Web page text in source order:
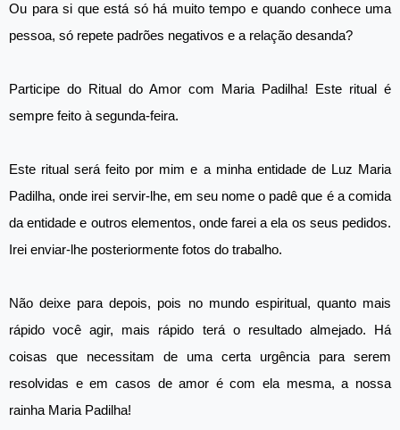
Ou para si que está só há muito tempo e quando conhece uma
pessoa, só repete padrões negativos e a relação desanda?
Participe do Ritual do Amor com Maria Padilha! Este ritual é
sempre feito à segunda-feira.
Este ritual será feito por mim e a minha entidade de Luz Maria
Padilha, onde irei servir-lhe, em seu nome o padê que é a comida
da entidade e outros elementos, onde farei a ela os seus pedidos.
Irei enviar-lhe posteriormente fotos do trabalho.
Não deixe para depois, pois no mundo espiritual, quanto mais
rápido você agir, mais rápido terá o resultado almejado. Há
coisas que necessitam de uma certa urgência para serem
resolvidas e em casos de amor é com ela mesma, a nossa
rainha Maria Padilha!